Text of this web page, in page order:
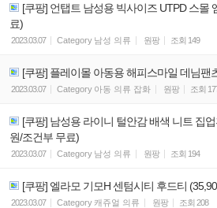
[쿠팡] 언탭트 남성용 빅사이즈 UTPD 스몰
료)
2023.03.07 Category 남성 의류 원팡 조회 149
[쿠팡] 플레이몰 아동용 해피스마일 데님팬
2023.03.07 Category 아동 의류 잡화 원팡 조회
[쿠팡] 남성용 라이니 털안감 배색 니트 집
원/조건부 무료)
2023.03.07 Category 남성 의류 원팡 조회 194
[쿠팡] 엘라모 기모H 센텀시티 후드티
2023.03.07 Category 캐쥬얼 의류 원팡 조회 208